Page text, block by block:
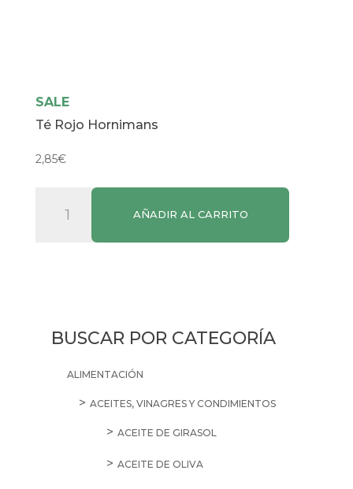
SALE
Té Rojo Hornimans
2,85€
Hornimans
AÑADIR AL CARRITO
BUSCAR POR CATEGORÍA
ALIMENTACIÓN
ACEITES, VINAGRES Y CONDIMIENTOS
ACEITE DE GIRASOL
ACEITE DE OLIVA